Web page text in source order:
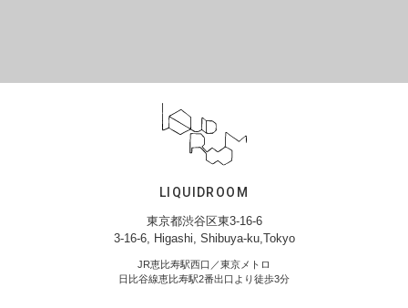
LIQUIDROOM
東京都渋谷区東3-16-6
3-16-6, Higashi, Shibuya-ku,Tokyo
JR恵比寿駅西口／東京メトロ
日比谷線恵比寿駅2番出口より徒歩3分